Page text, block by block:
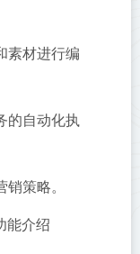
素材进行编
自动化执
策略。
能介绍